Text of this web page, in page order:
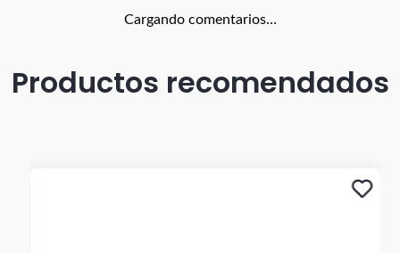
Cargando comentarios…
Productos recomendados